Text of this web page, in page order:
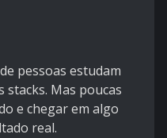
pessoas estudam
stacks. Mas poucas
e chegar em algo
real.